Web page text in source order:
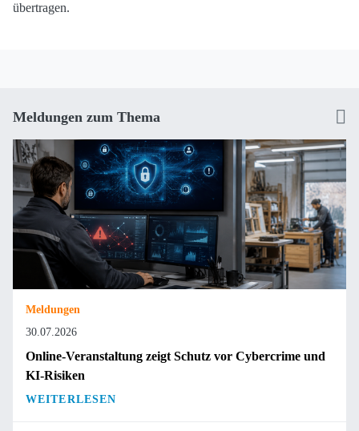
übertragen.
Meldungen zum Thema
Meldungen
30.07.2026
Online-Veranstaltung zeigt Schutz vor Cybercrime und
KI-Risiken
WEITERLESEN